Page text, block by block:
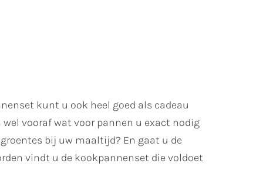
kunt u ook heel goed als cadeau
wel vooraf wat voor pannen u exact nodig
bij uw maaltijd? En gaat u de
vindt u de kookpannenset die voldoet